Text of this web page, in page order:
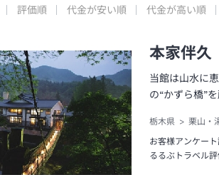
評価順 代金が安い順 代金が高い順
本家伴久
当館は山水に
の“かずら橋”
栃木県
栗山・
お客様アンケー
るるぶトラベル